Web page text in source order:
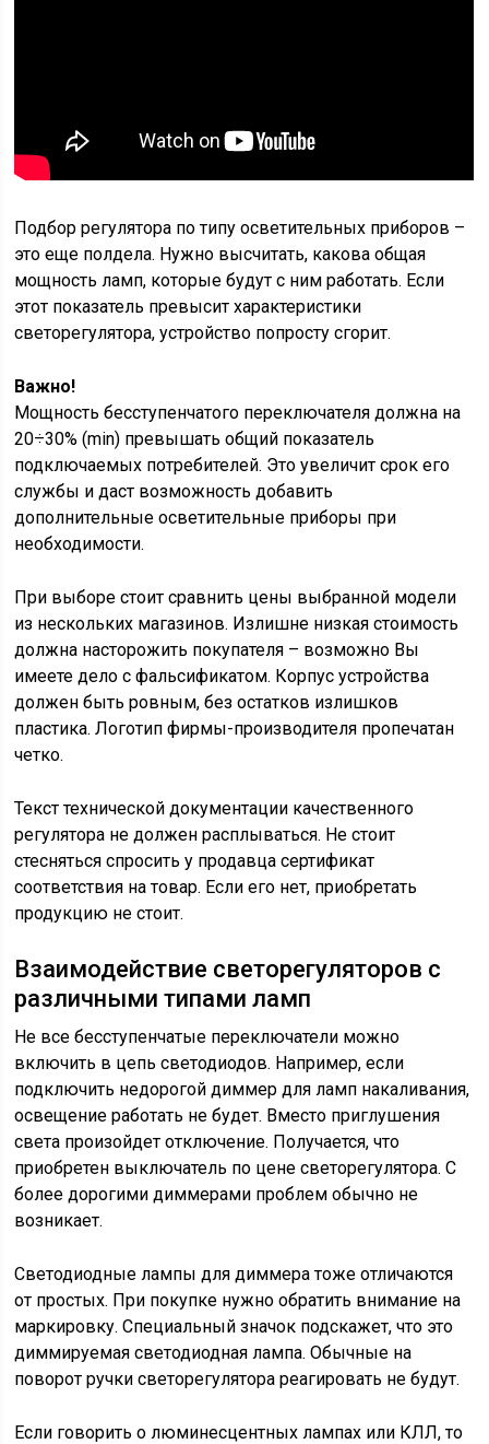
Подбор регулятора по типу осветительных приборов –
это еще полдела. Нужно высчитать, какова общая
мощность ламп, которые будут с ним работать. Если
этот показатель превысит характеристики
светорегулятора, устройство попросту сгорит.
Важно!
Мощность бесступенчатого переключателя должна на
20÷30% (min) превышать общий показатель
подключаемых потребителей. Это увеличит срок его
службы и даст возможность добавить
дополнительные осветительные приборы при
необходимости.
При выборе стоит сравнить цены выбранной модели
из нескольких магазинов. Излишне низкая стоимость
должна насторожить покупателя – возможно Вы
имеете дело с фальсификатом. Корпус устройства
должен быть ровным, без остатков излишков
пластика. Логотип фирмы-производителя пропечатан
четко.
Текст технической документации качественного
регулятора не должен расплываться. Не стоит
стесняться спросить у продавца сертификат
соответствия на товар. Если его нет, приобретать
продукцию не стоит.
Взаимодействие светорегуляторов с
различными типами ламп
Не все бесступенчатые переключатели можно
включить в цепь светодиодов. Например, если
подключить недорогой диммер для ламп накаливания,
освещение работать не будет. Вместо приглушения
света произойдет отключение. Получается, что
приобретен выключатель по цене светорегулятора. С
более дорогими диммерами проблем обычно не
возникает.
Светодиодные лампы для диммера тоже отличаются
от простых. При покупке нужно обратить внимание на
маркировку. Специальный значок подскажет, что это
диммируемая светодиодная лампа. Обычные на
поворот ручки светорегулятора реагировать не будут.
Если говорить о люминесцентных лампах или КЛЛ, то